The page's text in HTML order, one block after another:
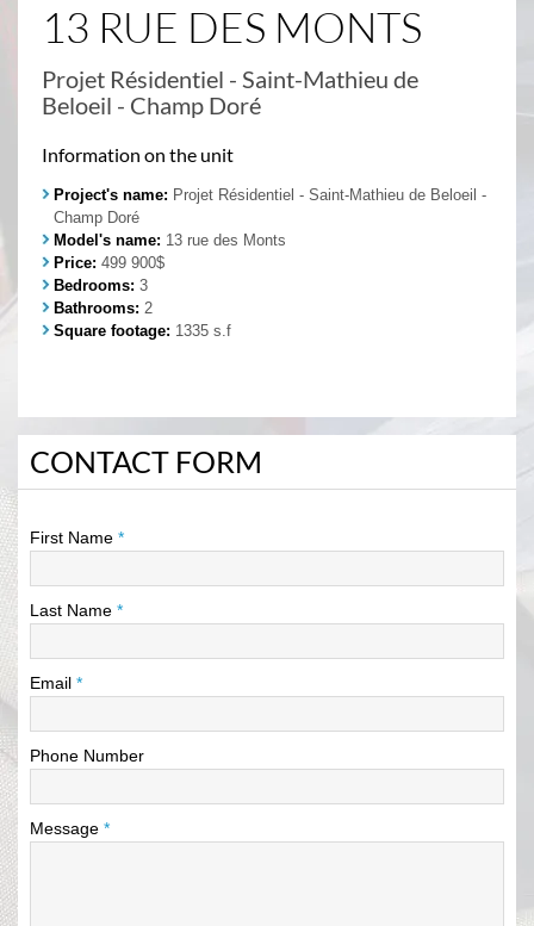
13 RUE DES MONTS
Projet Résidentiel - Saint-Mathieu de
Beloeil - Champ Doré
Information on the unit
Project's name: Projet Résidentiel - Saint-Mathieu de Beloeil -
Champ Doré
Model's name: 13 rue des Monts
Price: 499 900$
Bedrooms: 3
Bathrooms: 2
Square footage: 1335 s.f
CONTACT FORM
First Name *
Last Name *
Email *
Phone Number
Message *